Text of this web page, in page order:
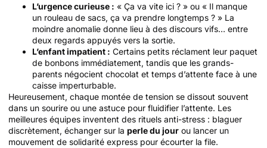
L’urgence curieuse : « Ça va vite ici ? » ou « Il manque
un rouleau de sacs, ça va prendre longtemps ? » La
moindre anomalie donne lieu à des discours vifs… entre
deux regards appuyés vers la sortie.
L’enfant impatient : Certains petits réclament leur paquet
de bonbons immédiatement, tandis que les grands-
parents négocient chocolat et temps d’attente face à une
caisse imperturbable.
Heureusement, chaque montée de tension se dissout souvent
dans un sourire ou une astuce pour fluidifier l’attente. Les
meilleures équipes inventent des rituels anti-stress : blaguer
discrètement, échanger sur la perle du jour ou lancer un
mouvement de solidarité express pour écourter la file.